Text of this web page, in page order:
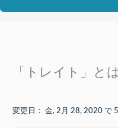
「トレイト」と
変更日： 金, 2月 28, 2020 で